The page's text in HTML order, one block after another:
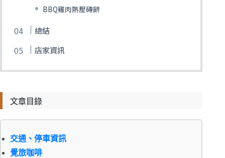
BBQ雞肉熱壓磚餅
總結
店家資訊
文章目錄
交通、停車資訊
覺旅咖啡